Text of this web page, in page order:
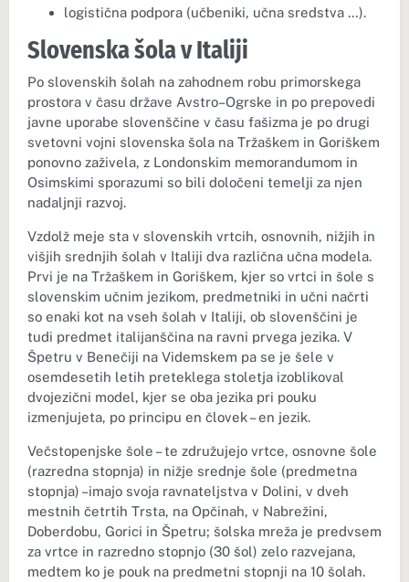
logistična podpora (učbeniki, učna sredstva …).
Slovenska šola v Italiji
Po slovenskih šolah na zahodnem robu primorskega
prostora v času države Avstro–Ogrske in po prepovedi
javne uporabe slovenščine v času fašizma je po drugi
svetovni vojni slovenska šola na Tržaškem in Goriškem
ponovno zaživela, z Londonskim memorandumom in
Osimskimi sporazumi so bili določeni temelji za njen
nadaljnji razvoj.
Vzdolž meje sta v slovenskih vrtcih, osnovnih, nižjih in
višjih srednjih šolah v Italiji dva različna učna modela.
Prvi je na Tržaškem in Goriškem, kjer so vrtci in šole s
slovenskim učnim jezikom, predmetniki in učni načrti
so enaki kot na vseh šolah v Italiji, ob slovenščini je
tudi predmet italijanščina na ravni prvega jezika. V
Špetru v Benečiji na Videmskem pa se je šele v
osemdesetih letih preteklega stoletja izoblikoval
dvojezični model, kjer se oba jezika pri pouku
izmenjujeta, po principu en človek – en jezik.
Večstopenjske šole – te združujejo vrtce, osnovne šole
(razredna stopnja) in nižje srednje šole (predmetna
stopnja) –imajo svoja ravnateljstva v Dolini, v dveh
mestnih četrtih Trsta, na Opčinah, v Nabrežini,
Doberdobu, Gorici in Špetru; šolska mreža je predvsem
za vrtce in razredno stopnjo (30 šol) zelo razvejana,
medtem ko je pouk na predmetni stopnji na 10 šolah.